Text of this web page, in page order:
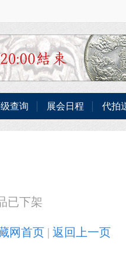
查询 展会日程 代拍
已下架
网首页| 返回上一页